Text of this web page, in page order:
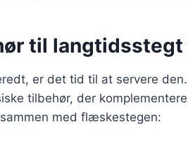
til
er det tid til at servere
tilbehør, der
med flæskestegen: